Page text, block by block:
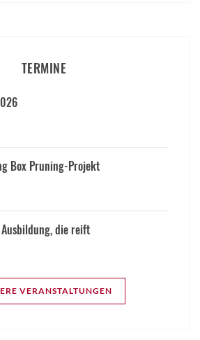
TERMINE
Box Pruning-Projekt
die reift
VERANSTALTUNGEN